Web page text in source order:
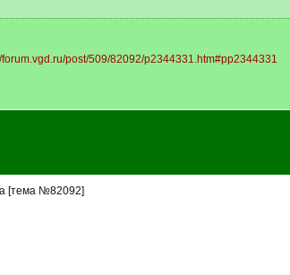
forum.vgd.ru/post/509/82092/p2344331.htm#pp2344331
[тема №82092]